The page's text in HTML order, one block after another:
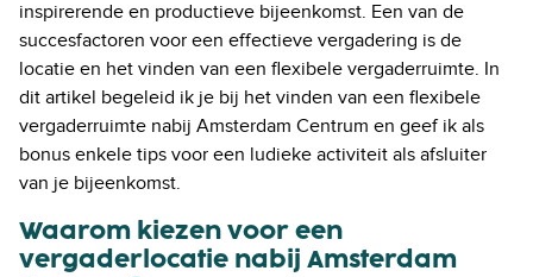
inspirerende en productieve bijeenkomst. Een van de
succesfactoren voor een effectieve vergadering is de
locatie en het vinden van een flexibele vergaderruimte. In
dit artikel begeleid ik je bij het vinden van een flexibele
vergaderruimte nabij Amsterdam Centrum en geef ik als
bonus enkele tips voor een ludieke activiteit als afsluiter
van je bijeenkomst.
Waarom kiezen voor een
vergaderlocatie nabij Amsterdam